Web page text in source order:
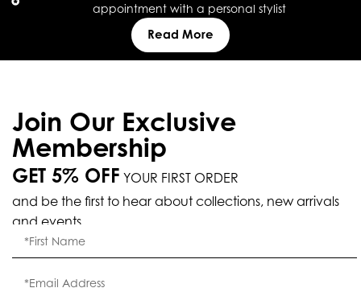
appointment with a personal stylist
Read More
Join Our Exclusive
Membership
GET 5% OFF YOUR FIRST ORDER
and be the first to hear about collections, new arrivals
and events.